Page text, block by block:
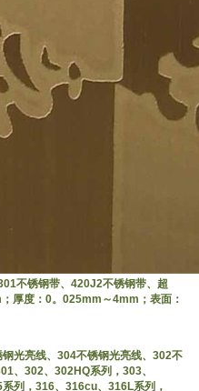
不锈钢带、420J2不锈钢带、超
厚度：0。025mm～4mm；表面：
光亮线、304不锈钢光亮线、302不
、302、302HQ系列，303、
列，316、316cu、316L系列，